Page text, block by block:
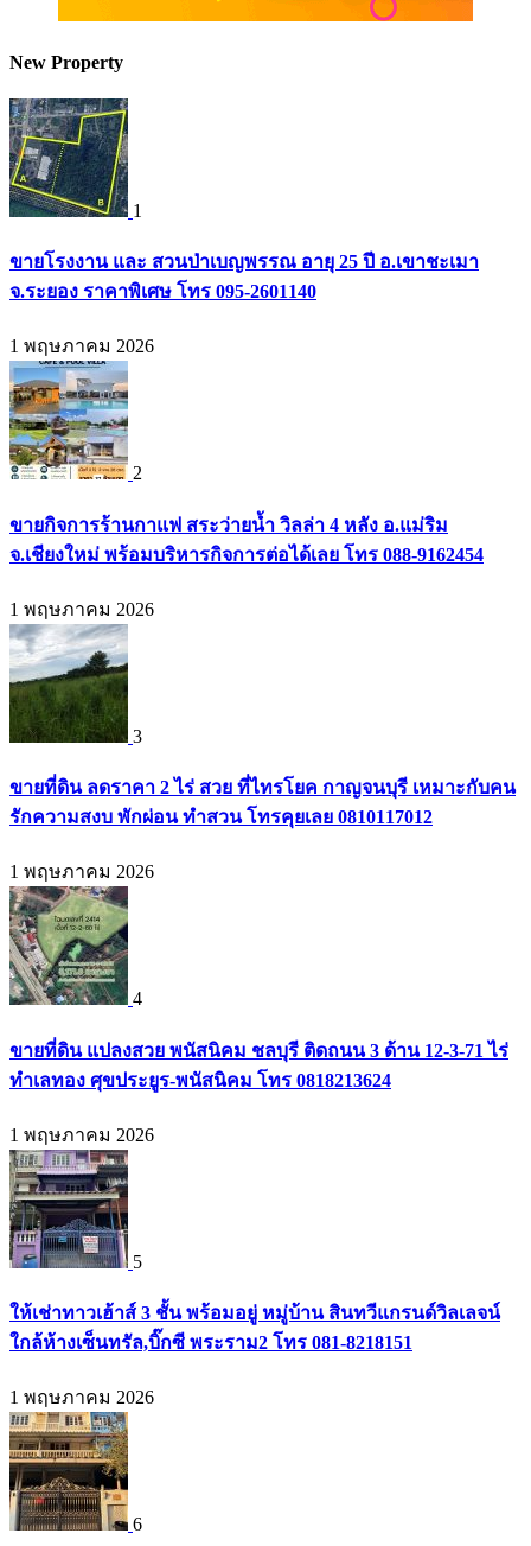
New Property
1
ขายโรงงาน และ สวนป่าเบญพรรณ อายุ 25 ปี อ.เขาชะเมา
จ.ระยอง ราคาพิเศษ โทร 095-2601140
1 พฤษภาคม 2026
2
ขายกิจการร้านกาแฟ สระว่ายน้ำ วิลล่า 4 หลัง อ.แม่ริม
จ.เชียงใหม่ พร้อมบริหารกิจการต่อได้เลย โทร 088-9162454
1 พฤษภาคม 2026
3
ขายที่ดิน ลดราคา 2 ไร่ สวย ที่ไทรโยค กาญจนบุรี เหมาะกับคน
รักความสงบ พักผ่อน ทำสวน โทรคุยเลย 0810117012
1 พฤษภาคม 2026
4
ขายที่ดิน แปลงสวย พนัสนิคม ชลบุรี ติดถนน 3 ด้าน 12-3-71 ไร่
ทำเลทอง ศุขประยูร-พนัสนิคม โทร 0818213624
1 พฤษภาคม 2026
5
ให้เช่าทาวเฮ้าส์ 3 ชั้น พร้อมอยู่ หมู่บ้าน สินทวีแกรนด์วิลเลจน์
ใกล้ห้างเซ็นทรัล,บิ๊กซี พระราม2 โทร 081-8218151
1 พฤษภาคม 2026
6